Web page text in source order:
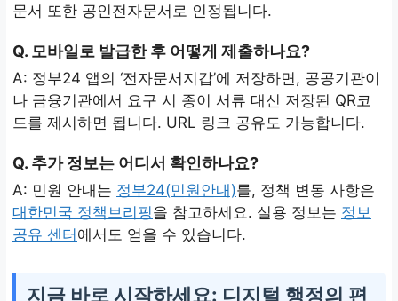
문서 또한 공인전자문서로 인정됩니다.
Q. 모바일로 발급한 후 어떻게 제출하나요?
A: 정부24 앱의 ‘전자문서지갑’에 저장하면, 공공기관이
나 금융기관에서 요구 시 종이 서류 대신 저장된 QR코
드를 제시하면 됩니다. URL 링크 공유도 가능합니다.
Q. 추가 정보는 어디서 확인하나요?
A: 민원 안내는 정부24(민원안내)를, 정책 변동 사항은
대한민국 정책브리핑을 참고하세요. 실용 정보는 정보
공유 센터에서도 얻을 수 있습니다.
지금 바로 시작하세요: 디지털 행정의 편